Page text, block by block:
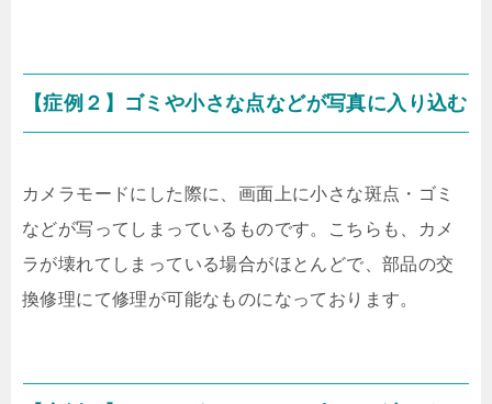
【症例２】ゴミや小さな点などが写真に入り込む
カメラモードにした際に、画面上に小さな斑点・ゴミ
などが写ってしまっているものです。こちらも、カメ
ラが壊れてしまっている場合がほとんどで、部品の交
換修理にて修理が可能なものになっております。